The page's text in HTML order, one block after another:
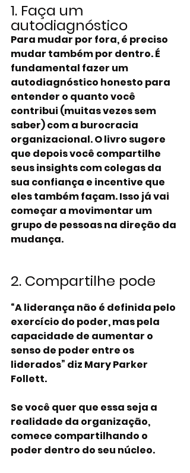
1. Faça um
autodiagnóstico
Para mudar por fora, é preciso
mudar também por dentro. É
fundamental fazer um
autodiagnóstico honesto para
entender o quanto você
contribui (muitas vezes sem
saber) com a burocracia
organizacional. O livro sugere
que depois você compartilhe
seus insights com colegas da
sua confiança e incentive que
eles também façam. Isso já vai
começar a movimentar um
grupo de pessoas na direção da
mudança.
2. Compartilhe pode
“A liderança não é definida pelo
exercício do poder, mas pela
capacidade de aumentar o
senso de poder entre os
liderados” diz Mary Parker
Follett.
Se você quer que essa seja a
realidade da organização,
comece compartilhando o
poder dentro do seu núcleo.